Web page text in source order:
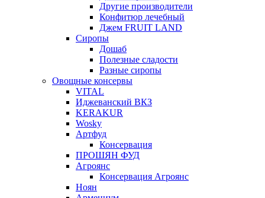
Другие производители
Конфитюр лечебный
Джем FRUIT LAND
Сиропы
Дошаб
Полезные сладости
Разные сиропы
Овощные консервы
VITAL
Иджеванский ВКЗ
KERAKUR
Wosky
Артфуд
Консервация
ПРОШЯН ФУД
Агроянс
Консервация Агроянс
Ноян